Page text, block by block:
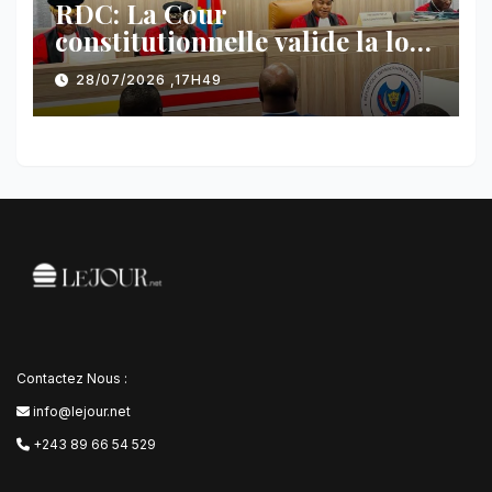
RDC: La Cour
constitutionnelle valide la loi
référendaire sous réserves de
plusieurs dispositions
28/07/2026 ,17H49
Contactez Nous :
info@lejour.net
+243 89 66 54 529